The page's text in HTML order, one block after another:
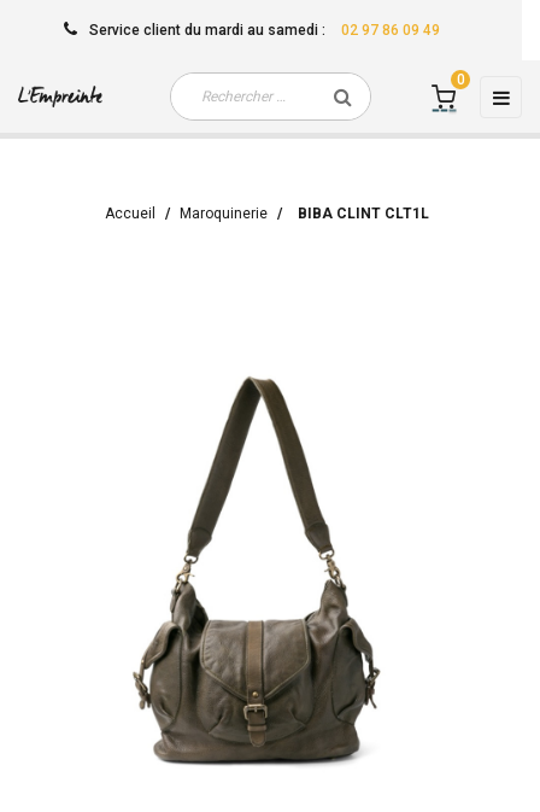
Service client du mardi au samedi : 02 97 86 09 49
☰
0
Accueil Maroquinerie BIBA CLINT CLT1L